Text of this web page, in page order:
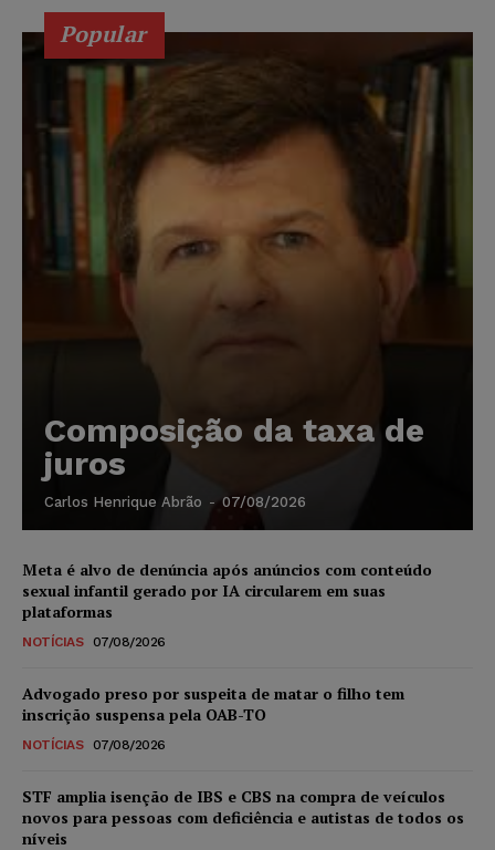
Popular
Composição da taxa de
juros
Carlos Henrique Abrão - 07/08/2026
Meta é alvo de denúncia após anúncios com conteúdo
sexual infantil gerado por IA circularem em suas
plataformas
NOTÍCIAS 07/08/2026
Advogado preso por suspeita de matar o filho tem
inscrição suspensa pela OAB-TO
NOTÍCIAS 07/08/2026
STF amplia isenção de IBS e CBS na compra de veículos
novos para pessoas com deficiência e autistas de todos os
níveis